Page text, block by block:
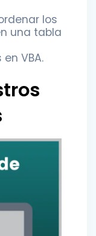
los
una tabla
VBA.